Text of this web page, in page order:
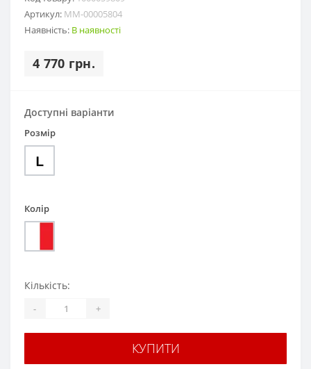
Артикул: MM-00005804
Наявність: В наявності
4 770 грн.
Доступні варіанти
Розмір
Колір
Кількість:
- +
КУПИТИ